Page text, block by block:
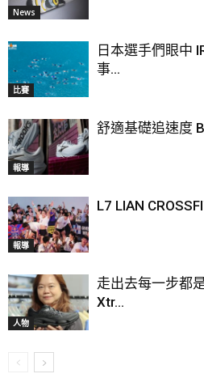
News
比賽
日本選手們眼中
事...
報導
舒適基礎追速度
報導
L7 LIAN
人物
走出去每一步都
Xtr...